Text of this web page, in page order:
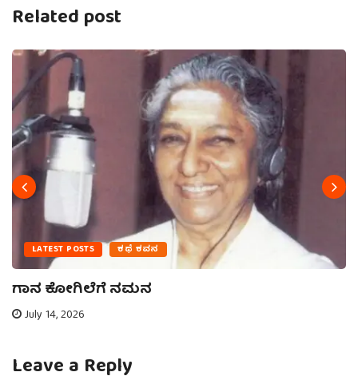
Related post
LATEST POSTS ಕಥೆ ಕವನ
ಗಾನ ಕೋಗಿಲೆಗೆ ನಮನ
July 14, 2026
Leave a Reply